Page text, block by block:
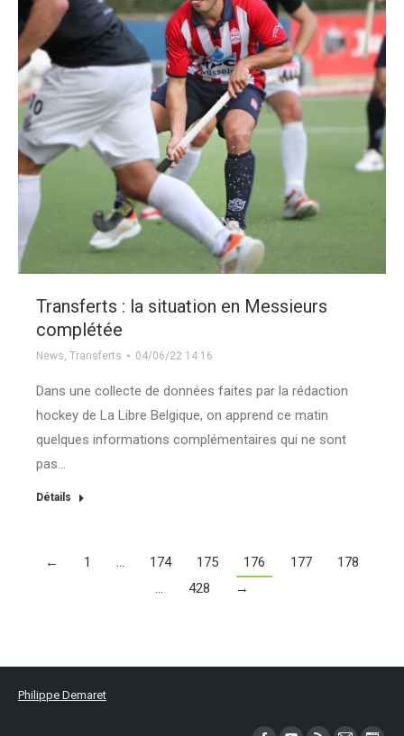
Transferts : la situation en Messieurs
complétée
News, Transferts 04/06/22 14:16
Dans une collecte de données faites par la rédaction
hockey de La Libre Belgique, on apprend ce matin
quelques informations complémentaires qui ne sont
pas…
Détails
← 1 … 174 175 176 177
178
…
428 →
Philippe Demaret